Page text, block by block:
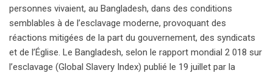
personnes vivaient, au Bangladesh, dans des conditions
semblables à de l’esclavage moderne, provoquant des
réactions mitigées de la part du gouvernement, des syndicats
et de l’Église. Le Bangladesh, selon le rapport mondial 2 018 sur
l’esclavage (Global Slavery Index) publié le 19 juillet par la